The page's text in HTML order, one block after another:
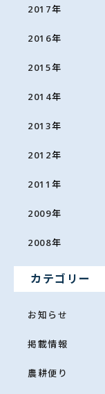
2017年
2016年
2015年
2014年
2013年
2012年
2011 年
2009年
2008年
カテゴリー
お知らせ
掲載情報
農耕便り